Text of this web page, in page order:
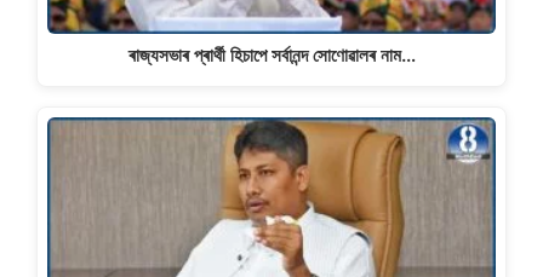
ৰাজ্যসভাৰ প্ৰাৰ্থী হিচাপে সৰ্বানন্দ সোণোৱালৰ নাম…